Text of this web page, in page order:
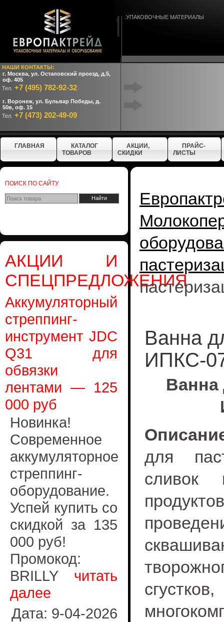
НАШИ КОНТАКТЫ:
г. Москва, ул. Остаповский проезд, д.5,
оф. 405
Тел. +7 (495) 782-92-32
г. Воронеж, ул. Бульвар Победы, д.
50в, оф. 15
Тел. +7 (473) 202-49-09
УПАКОВОЧНЫЕ МАТЕРИАЛЫ
ГЛАВНАЯ
КАТАЛОГ
ТОВАРОВ
АКЦИИ,
СКИДКИ
ПРАЙС-
ЛИСТЫ
ПОИСК ПО САЙТУ
АКЦИИ И
СПЕЦПРЕДЛОЖЕНИЯ
Аккумуляторный
стреппинг-
инструмент JDC
Q31 для
обвязки
лентами — 125
000 руб
Новинка!
Современное
аккумуляторное
стреппинг-
оборудование.
Успей купить со
скидкой за 135
000 руб!
Промокод:
BRILLY читать
далее
Дата: 9-04-2026
Ванна
ИПКС-
Ванна
для
сливок